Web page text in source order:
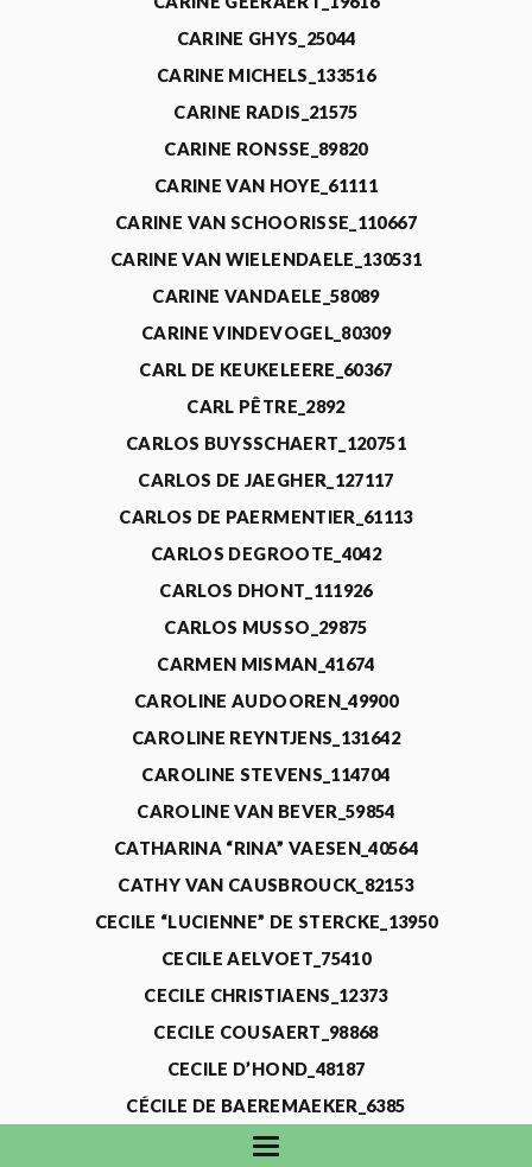
CARINE GHYS_25044
CARINE MICHELS_133516
CARINE RADIS_21575
CARINE RONSSE_89820
CARINE VAN HOYE_61111
CARINE VAN SCHOORISSE_110667
CARINE VAN WIELENDAELE_130531
CARINE VANDAELE_58089
CARINE VINDEVOGEL_80309
CARL DE KEUKELEERE_60367
CARL PÊTRE_2892
CARLOS BUYSSCHAERT_120751
CARLOS DE JAEGHER_127117
CARLOS DE PAERMENTIER_61113
CARLOS DEGROOTE_4042
CARLOS DHONT_111926
CARLOS MUSSO_29875
CARMEN MISMAN_41674
CAROLINE AUDOOREN_49900
CAROLINE REYNTJENS_131642
CAROLINE STEVENS_114704
CAROLINE VAN BEVER_59854
CATHARINA “RINA” VAESEN_40564
CATHY VAN CAUSBROUCK_82153
CECILE “LUCIENNE” DE STERCKE_13950
CECILE AELVOET_75410
CECILE CHRISTIAENS_12373
CECILE COUSAERT_98868
CECILE D’HOND_48187
CÉCILE DE BAEREMAEKER_6385
CECILE DE WAELE_4731